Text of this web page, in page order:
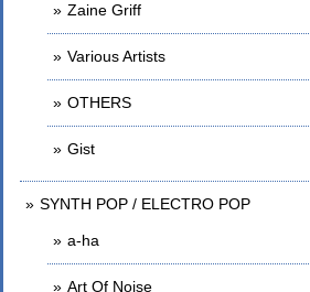
Zaine Griff
Various Artists
OTHERS
Gist
SYNTH POP / ELECTRO POP
a-ha
Art Of Noise